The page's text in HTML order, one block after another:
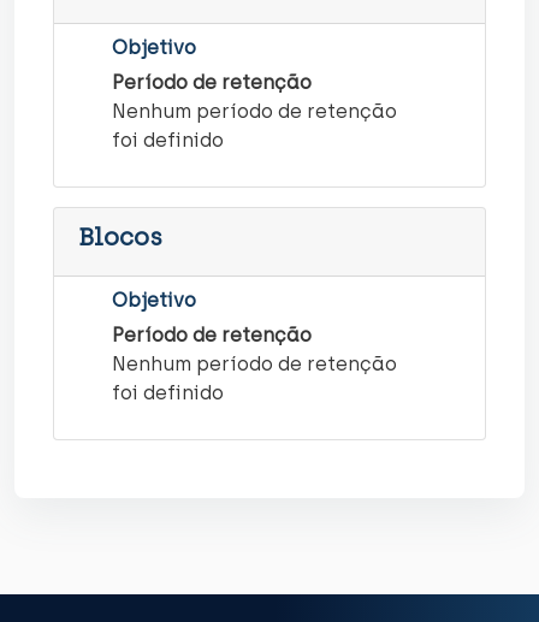
Objetivo
Período de retenção
Nenhum período de retenção
foi definido
Blocos
Objetivo
Período de retenção
Nenhum período de retenção
foi definido